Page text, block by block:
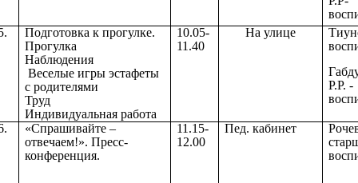
Подготовка к прогулке.
Прогулка
Наблюдения
Веселые игры эстафеты
с родителями
Труд
Индивидуальная работа
10.05-
11.40
На улице
Р.Р. -
«Спрашивайте –
отвечаем!». Пресс-
конференция.
11.15-
12.00
Пед. кабинет